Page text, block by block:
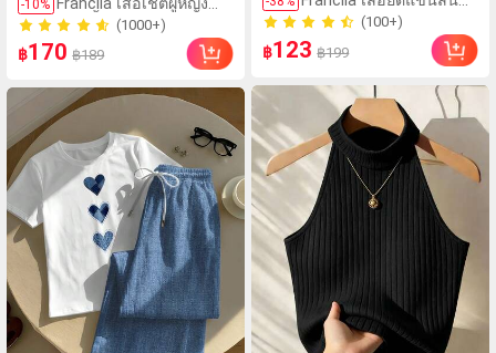
-10%
แขนสั้นคอระบายกระดุม
เดี่ยวลายทาง
600+ ขายแล้ว
(1000+)
600+ ขายแล้ว
฿170 ฿189
คอโปโลคอวีผู้หญิง ต่อผ้า
เดนิมเทียม ลายขี่ม้าและ
ลายทาง
(100+)
50+ ขายแล้ว
฿123 ฿199